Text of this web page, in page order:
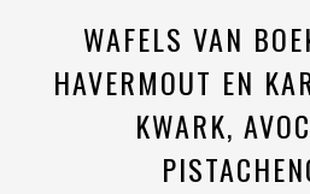
WAFELS VAN
HAVERMOUT EN
KWARK,